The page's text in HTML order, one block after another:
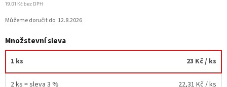
19,01 Kč bez DPH
Můžeme doručit do: 12.8.2026
Množstevní sleva
1 ks 23 Kč/ ks
2 ks = sleva 3 % 22,31 Kč / ks